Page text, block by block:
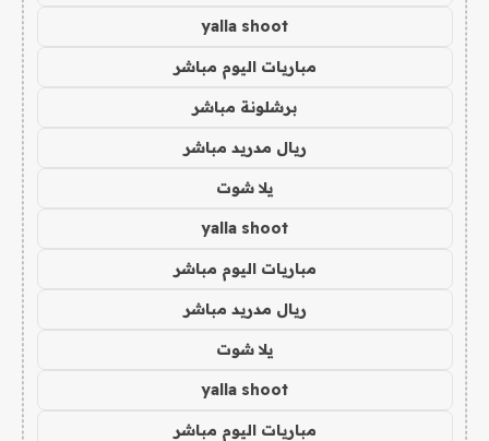
yalla shoot
مباريات اليوم مباشر
برشلونة مباشر
ريال مدريد مباشر
يلا شوت
yalla shoot
مباريات اليوم مباشر
ريال مدريد مباشر
يلا شوت
yalla shoot
مباريات اليوم مباشر